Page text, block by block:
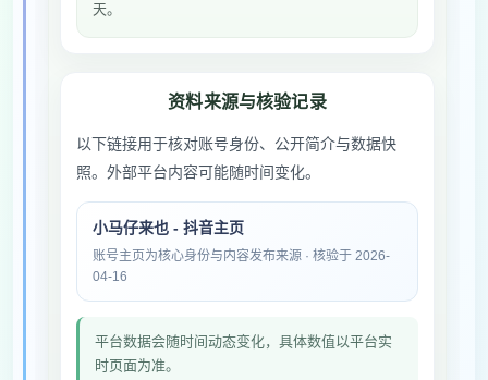
天。
资料来源与核验记录
以下链接用于核对账号身份、公开简介与数据快
照。外部平台内容可能随时间变化。
小马仔来也 - 抖音主页
账号主页为核心身份与内容发布来源 · 核验于 2026-
04-16
平台数据会随时间动态变化，具体数值以平台实
时页面为准。